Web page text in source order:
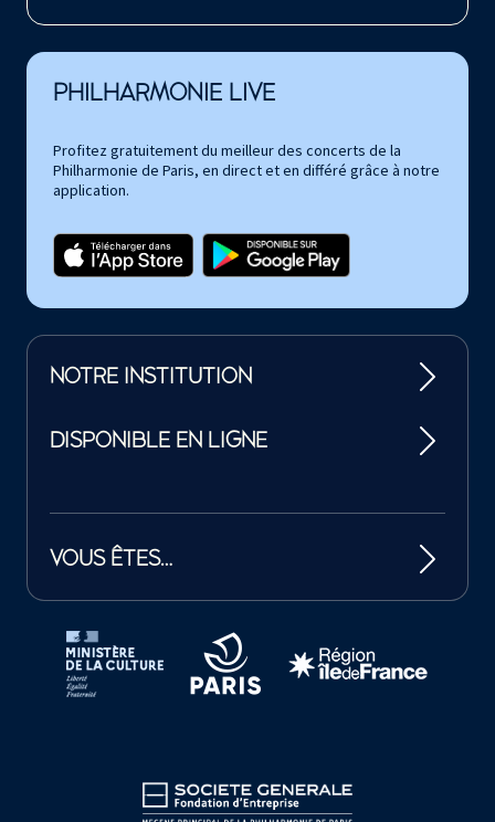
PHILHARMONIE LIVE
Profitez gratuitement du meilleur des concerts de la
Philharmonie de Paris, en direct et en différé grâce à notre
application.
NOTRE INSTITUTION
DISPONIBLE EN LIGNE
VOUS ÊTES…
Tutelles et mécènes de la Philharmonie de Paris